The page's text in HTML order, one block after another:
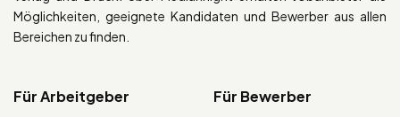
Möglichkeiten, geeignete Kandidaten und Bewerber aus allen
Bereichen zu finden.
Für Arbeitgeber Für Bewerber